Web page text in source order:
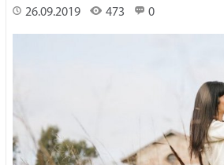
26.09.2019 473 0